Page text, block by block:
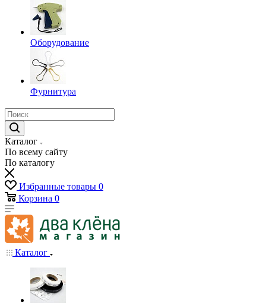
Оборудование
Фурнитура
Каталог
По всему сайту
По каталогу
Избранные товары 0
Корзина 0
Каталог